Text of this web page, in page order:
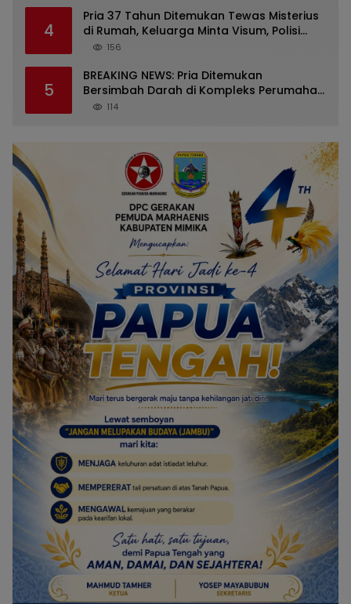
4
Pria 37 Tahun Ditemukan Tewas Misterius
di Rumah, Keluarga Minta Visum, Polisi
Diminta Ungkap Penyebab Kematian
156
5
BREAKING NEWS: Pria Ditemukan
Bersimbah Darah di Kompleks Perumahan
RR Timika, Video Viral Gegerkan Warga
114